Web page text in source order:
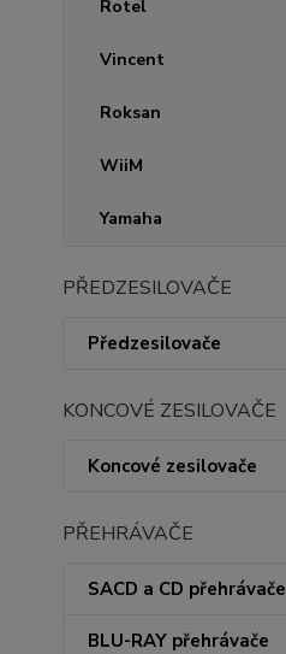
Rotel
Vincent
Roksan
WiiM
Yamaha
PŘEDZESILOVAČE
Předzesilovače
KONCOVÉ ZESILOVAČE
Koncové zesilovače
PŘEHRÁVAČE
SACD a CD přehrávače
BLU-RAY přehrávače